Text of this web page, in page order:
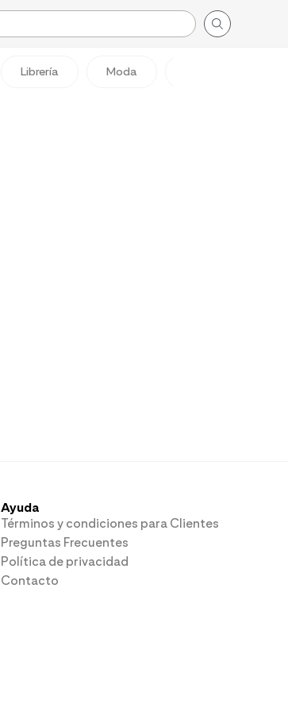
Librería Moda
Ayuda
Términos y condiciones para Clientes
Preguntas Frecuentes
Política de privacidad
Contacto